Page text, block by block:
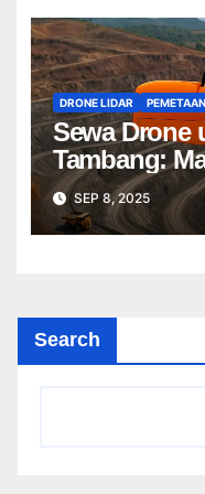
DRONE LIDAR
Sewa Drone
Tambang:
Profesional
SEP 8, 2025
Search